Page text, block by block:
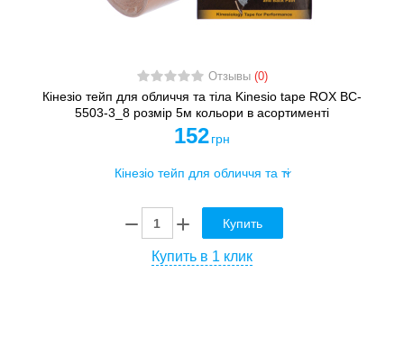
Отзывы (0)
Кінезіо тейп для обличчя та тіла Kinesio tape ROX BC-
5503-3_8 розмір 5м кольори в асортименті
152 грн
Купить
Купить в 1 клик